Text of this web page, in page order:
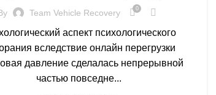
Team Vehicle Recovery 0
аспект психологического
вследствие онлайн перегрузки
давление сделалась непрерывной
частью повседне...